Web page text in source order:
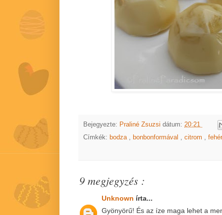
Bejegyezte: Praliné Zsuzsi dátum: 20:21
Címkék: bodza , bonbonformával , citrom ,
9 megjegyzés :
Unknown írta...
Gyönyörű! És az íze maga lehet a